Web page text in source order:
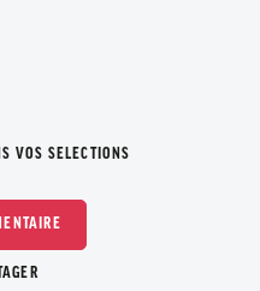
VOS SELECTIONS